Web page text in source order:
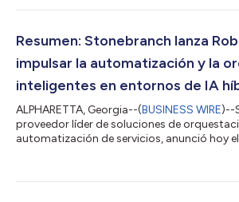
(IA&O) Tools. «Para Stonebranch es un
IA&O Tools», afirmó Giuseppe Damiani,
Resumen: Stonebranch lanza
impulsar la automatización y la
inteligentes en entornos de IA
ALPHARETTA, Georgia--(BUSINESS WIRE)--
proveedor líder de soluciones de
automatización de servicios, anunció hoy
organizaciones escalan la automatización